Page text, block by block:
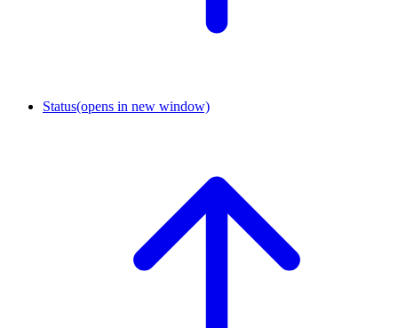
Status(opens in new window)